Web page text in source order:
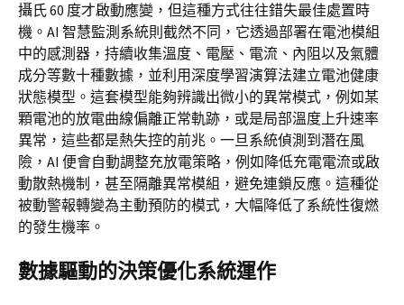
攝氏 60 度才啟動應變，但這種方式往往錯失最佳處置時
機。AI 智慧監測系統則截然不同，它透過部署在電池模組
中的感測器，持續收集溫度、電壓、電流、內阻以及氣體
成分等數十種數據，並利用深度學習演算法建立電池健康
狀態模型。這套模型能夠辨識出微小的異常模式，例如某
顆電池的放電曲線偏離正常軌跡，或是局部溫度上升速率
異常，這些都是熱失控的前兆。一旦系統偵測到潛在風
險，AI 便會自動調整充放電策略，例如降低充電電流或啟
動散熱機制，甚至隔離異常模組，避免連鎖反應。這種從
被動警報轉變為主動預防的模式，大幅降低了系統性復燃
的發生機率。
數據驅動的決策優化系統運作